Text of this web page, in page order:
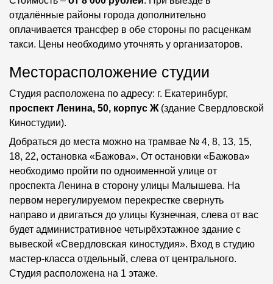
отдалённые районы города дополнительно
оплачивается трансфер в обе стороны по расценкам
такси. Цены необходимо уточнять у организаторов.
Месторасположение студии
Студия расположена по адресу: г. Екатеринбург,
проспект Ленина, 50, корпус Ж (здание Свердловской
Киностудии).
Добраться до места можно на трамвае № 4, 8, 13, 15,
18, 22, остановка «Бажова». От остановки «Бажова»
необходимо пройти по одноименной улице от
проспекта Ленина в сторону улицы Малышева. На
первом нерегулируемом перекрестке свернуть
направо и двигаться до улицы Кузнечная, слева от вас
будет административное четырёхэтажное здание с
вывеской «Свердловская киностудия». Вход в студию
мастер-класса отдельный, слева от центрального.
Студия расположена на 1 этаже.